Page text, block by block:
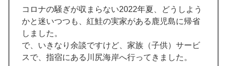
コロナの騒ぎが収まらない2022年夏、どうしよう
かと迷いつつも、紅鮭の実家がある鹿児島に帰省
しました。
で、いきなり余談ですけど、家族（子供）サービ
スで、指宿にある川尻海岸へ行ってきました。